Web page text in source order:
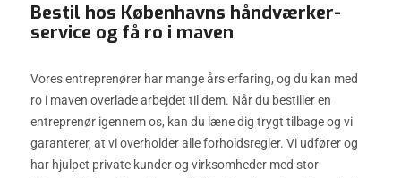
Bestil hos Københavns håndværker-
service og få ro i maven
Vores entreprenører har mange års erfaring, og du kan med
ro i maven overlade arbejdet til dem. Når du bestiller en
entreprenør igennem os, kan du læne dig trygt tilbage og vi
garanterer, at vi overholder alle forholdsregler. Vi udfører og
har hjulpet private kunder og virksomheder med stor